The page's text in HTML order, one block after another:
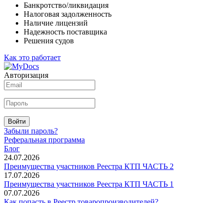
Банкротство/ликвидация
Налоговая задолженность
Наличие лицензий
Надежность поставщика
Решения судов
Как это работает
Авторизация
Войти
Забыли пароль?
Реферальная программа
Блог
24.07.2026
Преимущества участников Реестра КТП ЧАСТЬ 2
17.07.2026
Преимущества участников Реестра КТП ЧАСТЬ 1
07.07.2026